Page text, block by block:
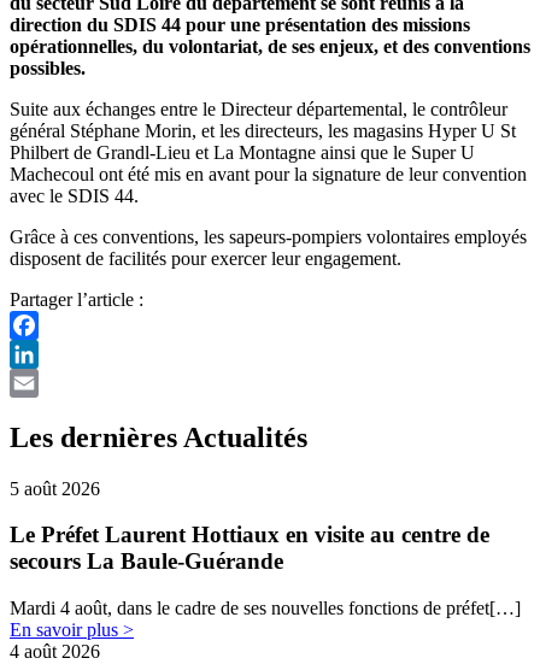
direction du SDIS 44 pour une présentation des missions
opérationnelles, du volontariat, de ses enjeux, et des conventions
possibles.
Suite aux échanges entre le Directeur départemental, le contrôleur
général Stéphane Morin, et les directeurs, les magasins Hyper U St
Philbert de Grandl-Lieu et La Montagne ainsi que le Super U
Machecoul ont été mis en avant pour la signature de leur convention
avec le SDIS 44.
Grâce à ces conventions, les sapeurs-pompiers volontaires employés
disposent de facilités pour exercer leur engagement.
Partager l’article :
Facebook
LinkedIn
Les dernières Actualités
5 août 2026
Le Préfet Laurent Hottiaux en visite au centre de
secours La Baule-Guérande
Mardi 4 août, dans le cadre de ses nouvelles fonctions de préfet[…]
En savoir plus >
4 août 2026